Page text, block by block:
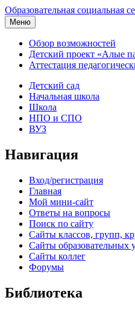
Образовательная социальная
Меню
Обзор возможностей
Детский проект «Алые
Аттестация
Детский сад
Начальная школа
Школа
НПО и СПО
ВУЗ
Навигация
Вход/регистрация
Главная
Мой мини-сайт
Ответы на вопросы
Поиск по сайту
Сайты классов, групп,
Сайты образовательных
Сайты коллег
Форумы
Библиотека